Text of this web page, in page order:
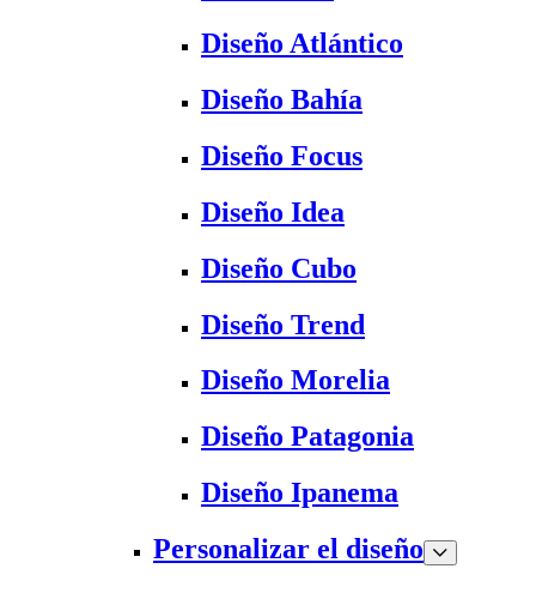
Diseño Atlántico
Diseño Bahía
Diseño Focus
Diseño Idea
Diseño Cubo
Diseño Trend
Diseño Morelia
Diseño Patagonia
Diseño Ipanema
Personalizar el diseño